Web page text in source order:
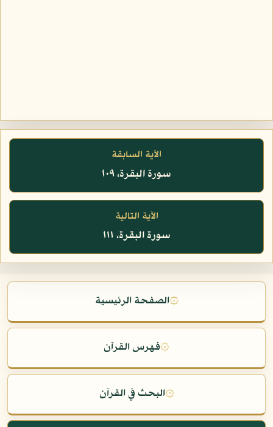
الآية السابقة
سورة البقرة، ١٠٩
الآية التالية
سورة البقرة، ١١١
۞الصفحة الرئيسية
۞فهرس القرآن
۞البحث في القرآن